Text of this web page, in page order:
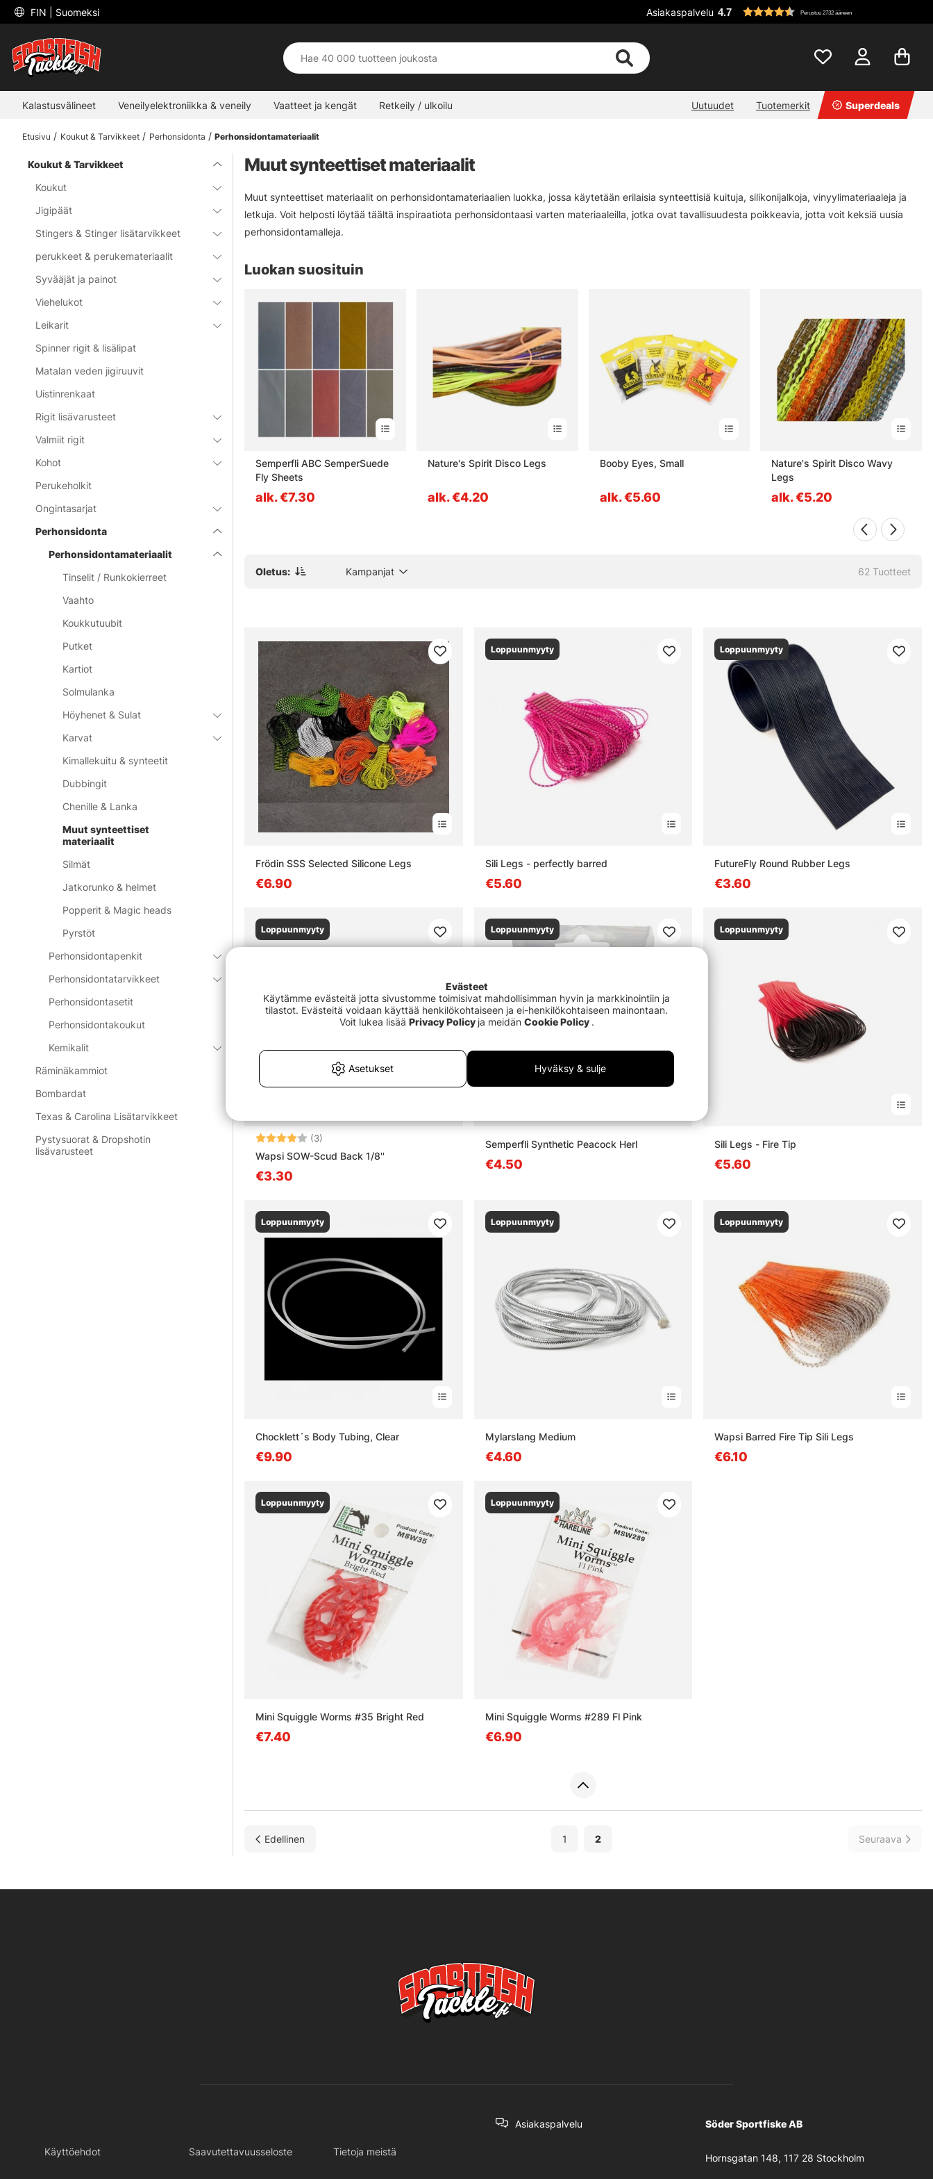
FIN | Suomeksi Asiakaspalvelu 4.7 Perustuu 2732 ääneen
Kalastusvälineet Veneilyelektroniikka & veneily Vaatteet ja kengät Retkeily / ulkoilu Uutuudet Tuotemerkit Superdeals
Etusivu Koukut & Tarvikkeet Perhonsidonta Perhonsidontamateriaalit
Koukut & Tarvikkeet
Koukut
Jigipäät
Stingers & Stinger lisätarvikkeet
perukkeet & perukemateriaalit
Syvääjät ja painot
Viehelukot
Leikarit
Spinner rigit & lisälipat
Matalan veden jigiruuvit
Uistinrenkaat
Rigit lisävarusteet
Valmiit rigit
Kohot
Perukeholkit
Ongintasarjat
Perhonsidonta
Perhonsidontamateriaalit
Tinselit / Runkokierreet
Vaahto
Koukkutuubit
Putket
Kartiot
Solmulanka
Höyhenet & Sulat
Karvat
Kimallekuitu & synteetit
Dubbingit
Chenille & Lanka
Muut synteettiset
materiaalit
Silmät
Jatkorunko & helmet
Popperit & Magic heads
Pyrstöt
Perhonsidontapenkit
Perhonsidontatarvikkeet
Perhonsidontasetit
Perhonsidontakoukut
Kemikalit
Räminäkammiot
Bombardat
Texas & Carolina Lisätarvikkeet
Pystysuorat & Dropshotin
lisävarusteet
Muut synteettiset materiaalit
Muut synteettiset materiaalit on perhonsidontamateriaalien luokka, jossa käytetään erilaisia synteettisiä kuituja, silikonijalkoja, vinyylimateriaaleja ja
letkuja. Voit helposti löytää täältä inspiraatiota perhonsidontaasi varten materiaaleilla, jotka ovat tavallisuudesta poikkeavia, jotta voit keksiä uusia
perhonsidontamalleja.
Luokan suosituin
Semperfli ABC SemperSuede
Fly Sheets
alk. €7.30
Nature's Spirit Disco Legs
alk. €4.20
Booby Eyes, Small
alk. €5.60
Nature's Spirit Disco Wavy
Legs
alk. €5.20
Oletus: Kampanjat 62 Tuotteet
Frödin SSS Selected Silicone Legs
€6.90
Loppuunmyyty
Sili Legs - perfectly barred
€5.60
Loppuunmyyty
FutureFly Round Rubber Legs
€3.60
Loppuunmyyty
Arvio: (3)
Wapsi SOW-Scud Back 1/8''
€3.30
Loppuunmyyty
Semperfli Synthetic Peacock Herl
€4.50
Loppuunmyyty
Sili Legs - Fire Tip
€5.60
Loppuunmyyty
Chocklett´s Body Tubing, Clear
€9.90
Loppuunmyyty
Mylarslang Medium
€4.60
Loppuunmyyty
Wapsi Barred Fire Tip Sili Legs
€6.10
Loppuunmyyty
Mini Squiggle Worms #35 Bright Red
€7.40
Loppuunmyyty
Mini Squiggle Worms #289 Fl Pink
€6.90
Edellinen 1 2 Seuraava
Käyttöehdot Saavutettavuusseloste Tietoja meistä
Asiakaspalvelu Söder Sportfiske AB
Hornsgatan 148, 117 28 Stockholm
Evästeet
Käytämme evästeitä jotta sivustomme toimisivat mahdollisimman hyvin ja markkinointiin ja
tilastot. Evästeitä voidaan käyttää henkilökohtaiseen ja ei-henkilökohtaiseen mainontaan.
Voit lukea lisää Privacy Policy ja meidän Cookie Policy .
Asetukset Hyväksy & sulje